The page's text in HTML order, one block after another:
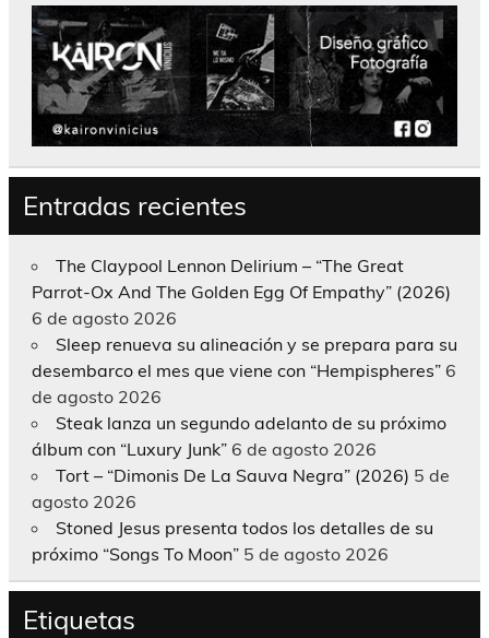
Entradas recientes
The Claypool Lennon Delirium – “The Great
Parrot-Ox And The Golden Egg Of Empathy” (2026)
6 de agosto 2026
Sleep renueva su alineación y se prepara para su
desembarco el mes que viene con “Hempispheres” 6
de agosto 2026
Steak lanza un segundo adelanto de su próximo
álbum con “Luxury Junk” 6 de agosto 2026
Tort – “Dimonis De La Sauva Negra” (2026) 5 de
agosto 2026
Stoned Jesus presenta todos los detalles de su
próximo “Songs To Moon” 5 de agosto 2026
Etiquetas